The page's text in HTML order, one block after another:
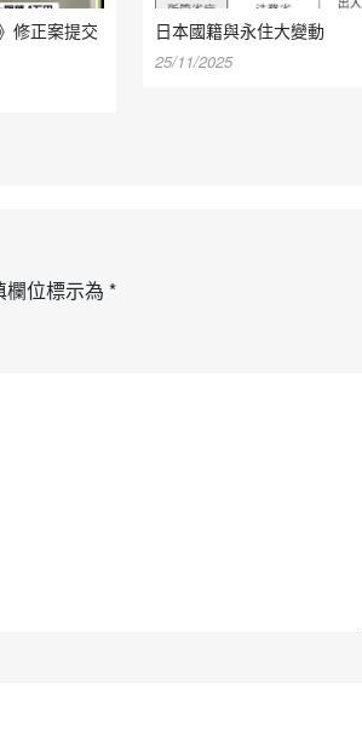
修正案提交
日本國籍與永住大變動
25/11/2025
欄位標示為 *